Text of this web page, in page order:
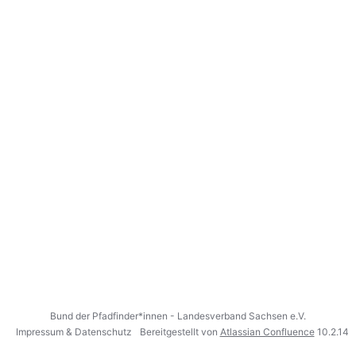
Bund der Pfadfinder*innen - Landesverband Sachsen e.V.
Impressum & Datenschutz
Bereitgestellt von Atlassian Confluence 10.2.14